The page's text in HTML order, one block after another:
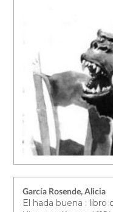
García Rosende, Alicia
El hada buena : libro